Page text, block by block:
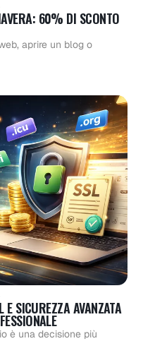
60% DI SCONTO
aprire un blog o
E SICUREZZA AVANZATA
è una decisione più